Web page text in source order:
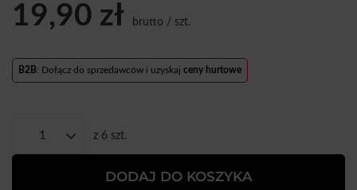
19,90 zł brutto / szt.
B2B: Dołącz do sprzedawców i uzyskaj ceny hurtowe
z 6 szt.
DODAJ DO KOSZYKA